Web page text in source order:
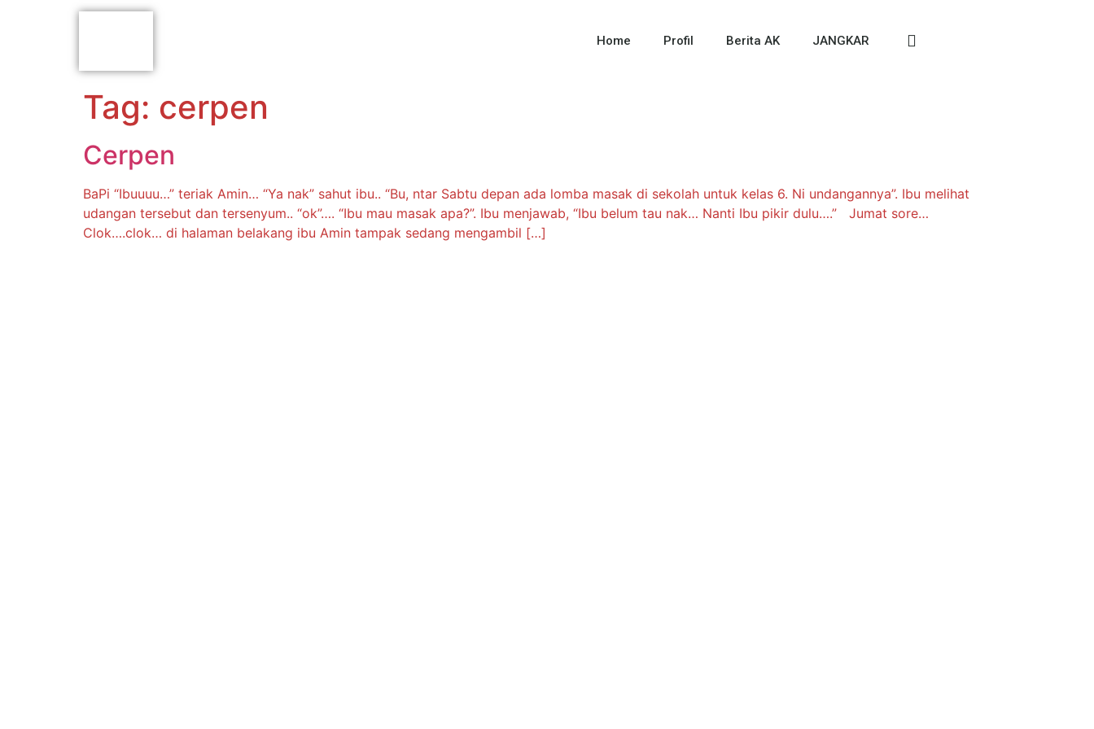
Home Profil Berita AK JANGKAR
Tag: cerpen
Cerpen
BaPi “Ibuuuu…” teriak Amin… “Ya nak” sahut ibu.. “Bu, ntar Sabtu depan ada lomba masak di sekolah untuk kelas 6. Ni undangannya”. Ibu melihat
udangan tersebut dan tersenyum.. “ok”…. “Ibu mau masak apa?”. Ibu menjawab, “Ibu belum tau nak… Nanti Ibu pikir dulu….” Jumat sore…
Clok….clok… di halaman belakang ibu Amin tampak sedang mengambil […]